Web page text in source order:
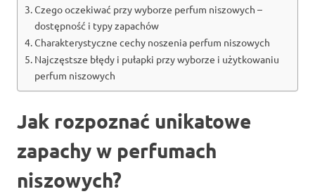
Czego oczekiwać przy wyborze perfum niszowych –
dostępność i typy zapachów
Charakterystyczne cechy noszenia perfum niszowych
Najczęstsze błędy i pułapki przy wyborze i użytkowaniu
perfum niszowych
Jak rozpoznać unikatowe
zapachy w perfumach
niszowych?